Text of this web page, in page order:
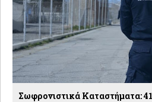
Σωφρονιστικά Καταστήματα: